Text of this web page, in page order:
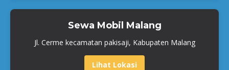
Sewa Mobil Malang
Jl. Cerme kecamatan pakisaji, Kabupaten Malang
Lihat Lokasi